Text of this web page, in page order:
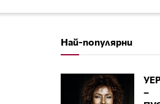
Най-популярни
–